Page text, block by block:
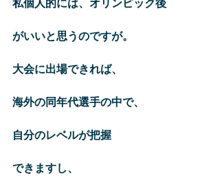
がいいと思うのですが。
大会に出場できれば、
海外の同年代選手の中で、
自分のレベルが把握
できますし、